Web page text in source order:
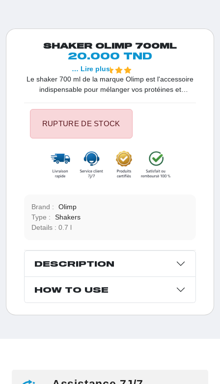
SHAKER OLIMP 700ML
20.000 TND
Le shaker 700 ml de la marque Olimp est l'accessoire
indispensable pour mélanger vos protéines et
nettoyage, et compartiment pratique pour les poudres.
Idéal pour les sportifs et les amateurs de fitness.
… Lire plus
RUPTURE DE STOCK
Brand :
Olimp
Type :
Shakers
Details :
0.7 l
DESCRIPTION
HOW TO USE